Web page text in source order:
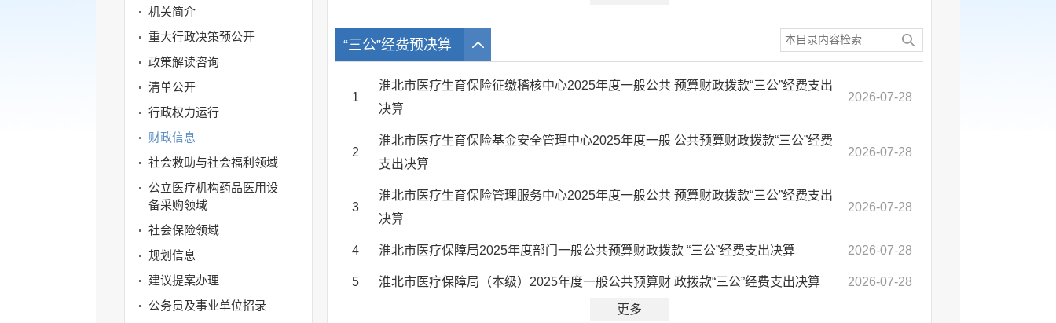
机关简介
重大行政决策预公开
政策解读咨询
清单公开
行政权力运行
财政信息
社会救助与社会福利领域
公立医疗机构药品医用设
备采购领域
社会保险领域
规划信息
建议提案办理
公务员及事业单位招录
“三公”经费预决算
1
淮北市医疗生育保险征缴稽核中心2025年度一般公共 预算财政拨款“三公”经费支出
决算
2026-07-28
2
淮北市医疗生育保险基金安全管理中心2025年度一般 公共预算财政拨款“三公”经费
支出决算
2026-07-28
3
淮北市医疗生育保险管理服务中心2025年度一般公共 预算财政拨款“三公”经费支出
决算
2026-07-28
4 淮北市医疗保障局2025年度部门一般公共预算财政拨款 “三公”经费支出决算 2026-07-28
5 淮北市医疗保障局（本级）2025年度一般公共预算财 政拨款“三公”经费支出决算 2026-07-28
更多